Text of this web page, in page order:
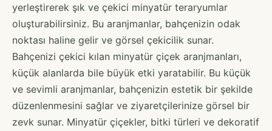
yerleştirerek şık ve çekici minyatür teraryumlar
oluşturabilirsiniz. Bu aranjmanlar, bahçenizin odak
noktası haline gelir ve görsel çekicilik sunar.
Bahçenizi çekici kılan minyatür çiçek aranjmanları,
küçük alanlarda bile büyük etki yaratabilir. Bu küçük
ve sevimli aranjmanlar, bahçenizin estetik bir şekilde
düzenlenmesini sağlar ve ziyaretçilerinize görsel bir
zevk sunar. Minyatür çiçekler, bitki türleri ve dekoratif